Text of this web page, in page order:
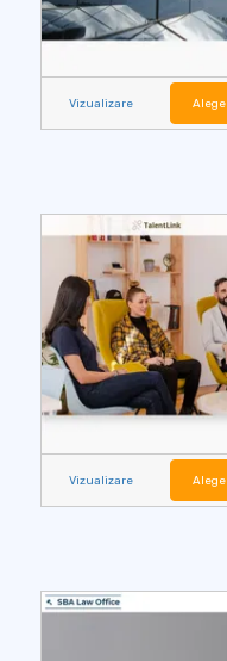
Vizualizare Alege
Vizualizare Alege